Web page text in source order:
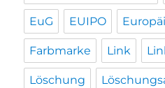
EuG EUIPO
Farbmarke Link
Löschung